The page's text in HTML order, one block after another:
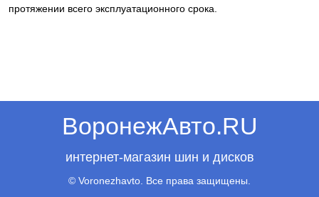
протяжении всего эксплуатационного срока.
ВоронежАвто.RU
интернет-магазин шин и дисков
© Voronezhavto. Все права защищены.